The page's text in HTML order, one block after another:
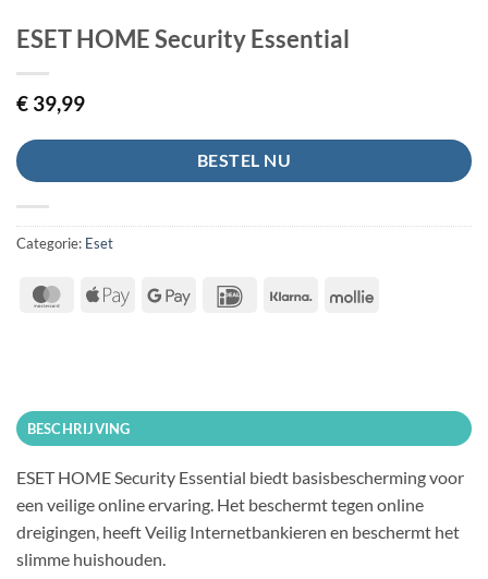
ESET HOME Security Essential
€ 39,99
BESTEL NU
Categorie: Eset
MasterCard
Apple
Google
IDeal Klarna Mollie
BESCHRIJVING
ESET HOME Security Essential biedt basisbescherming voor
een veilige online ervaring. Het beschermt tegen online
dreigingen, heeft Veilig Internetbankieren en beschermt het
slimme huishouden.